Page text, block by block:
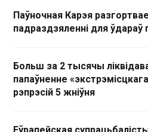
Паўночная Карэя
падраздзяленні для ўдараў
Больш за 2 тысячы
папаўненне
рэпрэсій 5 жніўня